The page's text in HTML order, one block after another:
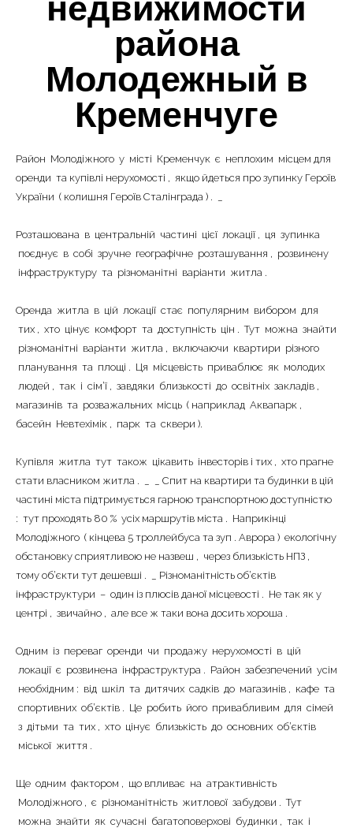
|-Большая Кахновка (Кременчуг)
|-Героев Бреста Мариуполя (Кременчуг)
|-Квартал 278 - Советской Армии
(Кременчуг)
|-Квт.101 и электростанция (Кременчуг)
|-Крюков (Кременчуг)
|-Лашки (Кременчуг)
|-Нагорная часть (Кременчуг)
|-Парк Мира (Кременчуг)
|-Пивзавод и 274 квартал (Кременчуг)
|-Район Водоканала (Кременчуг)
|-Район Карьера и Фоззи (Кременчуг)
|-Район ул.Киевская и Олега Кошевого
(Кременчуг)
|-Раковка (Кременчуг)
|-Реевка (Кременчуг)
|-Хорольская и больница №1 (Кременчуг)
|-Чередники (Кременчуг)
|-Кременчугский район
|-Черногория
|-Будва
района
Молодежный в
Кременчуге
Район Молодіжного у місті Кременчук є неплохим місцем для
оренди та купівлі нерухомості , якщо йдеться про зупинку Героїв
України ( колишня Героїв Сталінграда ) .
Розташована в центральній частині цієї локації , ця зупинка
поєднує в собі зручне географічне розташування , розвинену
інфраструктуру та різноманітні варіанти житла .
Оренда житла в цій локації стає популярним вибором для
тих , хто цінує комфорт та доступність цін .Тут можна знайти
різноманітні варіанти житла , включаючи квартири різного
планування та площі . Ця місцевість приваблює як молодих
людей , так і сім’ї , завдяки близькості до освітніх закладів ,
магазинів та розважальних місць ( наприклад Аквапарк ,
басейн Невтехімік , парк та сквери ).
Купівля житла тут також цікавить інвесторів і тих , хто прагне
стати власником житла . Спит на квартири та будинки в цій
частині міста підтримується гарною транспортною доступністю
: тут проходять 80 % усіх маршрутів міста . Наприкінці
Молодіжного ( кінцева 5 троллейбуса та зуп . Аврора ) екологічну
обстановку сприятливою не назвеш , через близькість НПЗ ,
тому об’єкти тут дешевші . Різноманітність об’єктів
інфраструктури – один із плюсів даної місцевості . Не так як у
центрі , звичайно , але все ж таки вона досить хороша .
Одним із переваг оренди чи продажу нерухомості в цій
локації є розвинена інфраструктура . Район забезпечений усім
необхідним : від шкіл та дитячих садків до магазинів , кафе та
спортивних об’єктів . Це робить його привабливим для сімей
з дітьми та тих , хто цінує близькість до основних об’єктів
міської життя .
Ще одним фактором , що впливає на атрактивність
Молодіжного , є різноманітність житлової забудови .Тут
можна знайти як сучасні багатоповерхові будинки , так і